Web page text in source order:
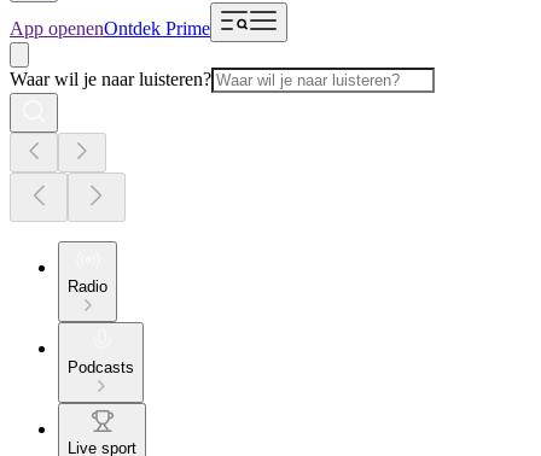
App openenOntdek Prime
Waar wil je naar luisteren?
Radio
Podcasts
Live sport